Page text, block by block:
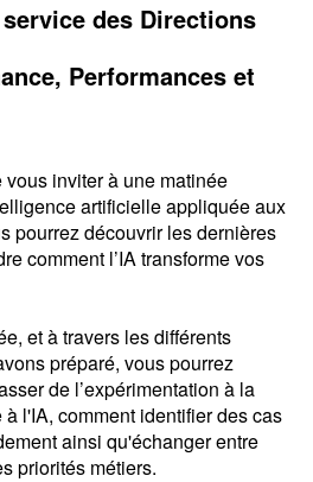
des Directions
Performances et
inviter à une matinée
artificielle appliquée aux
pourrez découvrir les dernières
comment l’IA transforme vos
et à travers les différents
préparé, vous pourrez
de l’expérimentation à la
l'IA, comment identifier des cas
ainsi qu'échanger entre
priorités métiers.